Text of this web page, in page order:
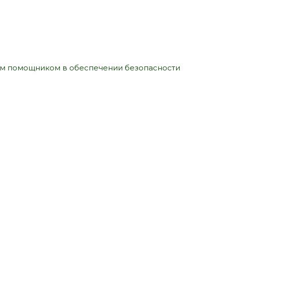
помощником в обеспечении безопасности